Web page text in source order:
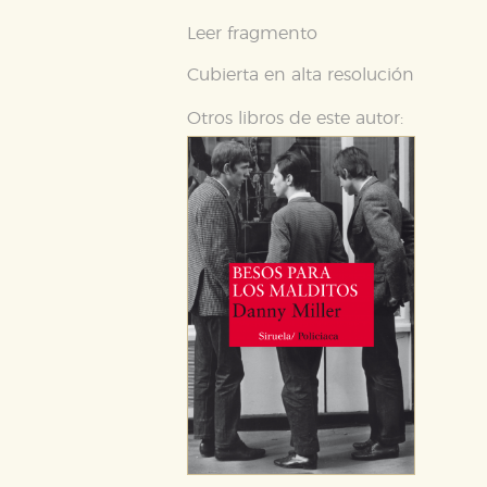
Leer fragmento
Cubierta en alta resolución
Otros libros de este autor: